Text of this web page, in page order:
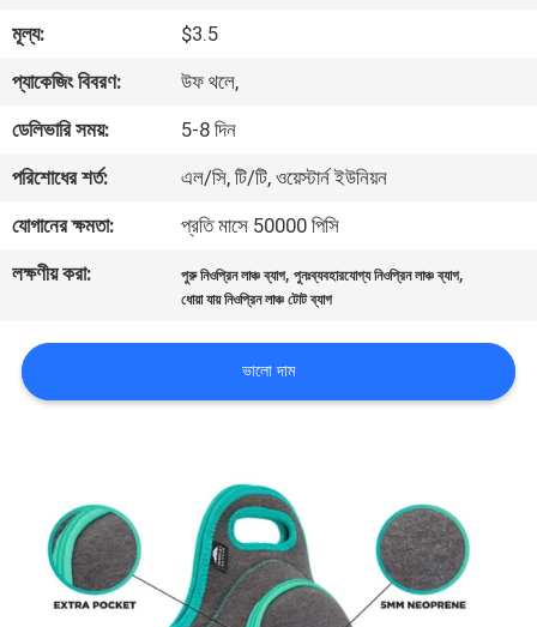
নিয়ন্ত্রণ
সাইট
ম্যাপ
PRIVACY
POLICY
মূল্য:
$3.5
প্যাকেজিং বিবরণ:
উফ থলে,
ডেলিভারি সময়:
5-8 দিন
পরিশোধের শর্ত:
এল/সি, টি/টি, ওয়েস্টার্ন ইউনিয়ন
যোগানের ক্ষমতা:
প্রতি মাসে 50000 পিসি
লক্ষণীয় করা:
পুরু নিওপ্রিন লাঞ্চ ব্যাগ,পুনঃব্যবহারযোগ্য নিওপ্রিন লাঞ্চ ব্যাগ,
ধোয়া যায় নিওপ্রিন লাঞ্চ টোট ব্যাগ
ভালো দাম